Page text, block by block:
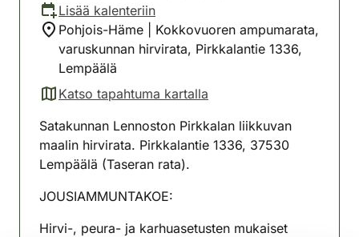
Lisää kalenteriin
Pohjois-Häme | Kokkovuoren ampumarata,
varuskunnan hirvirata, Pirkkalantie 1336,
Lempäälä
Katso tapahtuma kartalla
(avautuu uuteen välilehteen)
Satakunnan Lennoston Pirkkalan liikkuvan
maalin hirvirata. Pirkkalantie 1336, 37530
Lempäälä (Taseran rata).
JOUSIAMMUNTAKOE:
Hirvi-, peura- ja karhuasetusten mukaiset